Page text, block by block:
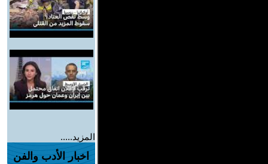
المزيد.....
اخبار الأدب والفن